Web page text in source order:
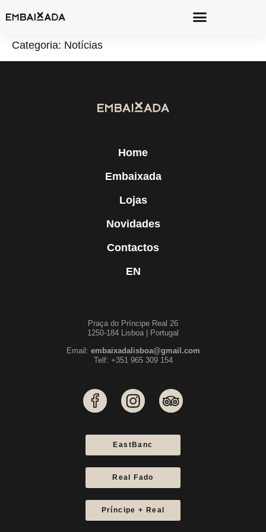
Categoria: Notícias
Home
Embaixada
Lojas
Novidades
Contactos
EN
Praça do Príncipe Real 26
1250-184 Lisboa | Portugal
Email: embaixadalisboa@gmail.com
Telf: +351 965 309 154
EastBanc
Real Fado
Príncipe + Real